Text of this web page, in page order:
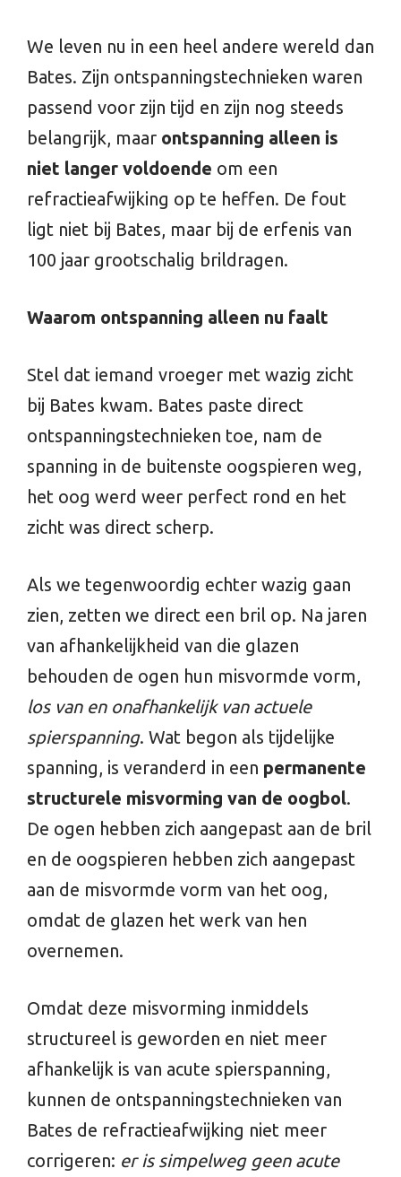
We leven nu in een heel andere wereld dan
Bates. Zijn ontspanningstechnieken waren
passend voor zijn tijd en zijn nog steeds
belangrijk, maar ontspanning alleen is
niet langer voldoende om een
refractieafwijking op te heffen. De fout
ligt niet bij Bates, maar bij de erfenis van
100 jaar grootschalig brildragen.
Waarom ontspanning alleen nu faalt
Stel dat iemand vroeger met wazig zicht
bij Bates kwam. Bates paste direct
ontspanningstechnieken toe, nam de
spanning in de buitenste oogspieren weg,
het oog werd weer perfect rond en het
zicht was direct scherp.
Als we tegenwoordig echter wazig gaan
zien, zetten we direct een bril op. Na jaren
van afhankelijkheid van die glazen
behouden de ogen hun misvormde vorm,
los van en onafhankelijk van actuele
spierspanning. Wat begon als tijdelijke
spanning, is veranderd in een permanente
structurele misvorming van de oogbol.
De ogen hebben zich aangepast aan de bril
en de oogspieren hebben zich aangepast
aan de misvormde vorm van het oog,
omdat de glazen het werk van hen
overnemen.
Omdat deze misvorming inmiddels
structureel is geworden en niet meer
afhankelijk is van acute spierspanning,
kunnen de ontspanningstechnieken van
Bates de refractieafwijking niet meer
corrigeren: er is simpelweg geen acute